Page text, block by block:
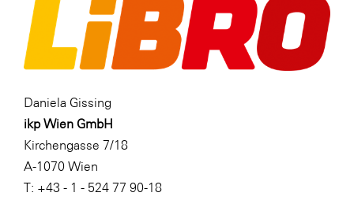
Daniela Gissing
ikp Wien GmbH
Kirchengasse 7/18
A-1070 Wien
T: +43 - 1 - 524 77 90-18